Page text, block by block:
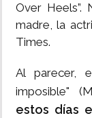
Over
madre, la
Times.
Al parecer,
imposible"
estos días